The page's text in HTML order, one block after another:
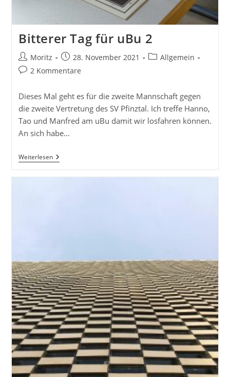
Bitterer Tag für uBu 2
Beitrags-
Autor:
Moritz
Beitrag
veröffentlicht:
28. November 2021
Beitrags-
Allgemein
Beitrags-
2 Kommentare
Dieses Mal geht es für die zweite Mannschaft gegen
die zweite Vertretung des SV Pfinztal. Ich treffe Hanno,
Tao und Manfred am uBu damit wir losfahren können.
An sich habe…
WeiterlesenBitterer
Tag